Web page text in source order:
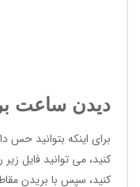
دیدن ساعت
برای اینکه بتوانید
کنید، می توانید فایل
کنید، سپس با بریدن